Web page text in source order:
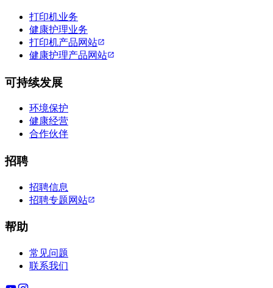
打印机业务
健康护理业务
打印机产品网站
健康护理产品网站
可持续发展
环境保护
健康经营
合作伙伴
招聘
招聘信息
招聘专题网站
帮助
常见问题
联系我们